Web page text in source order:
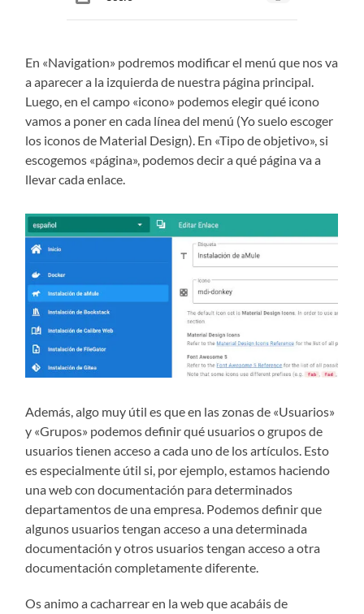
En «Navigation» podremos modificar el menú que nos va
a aparecer a la izquierda de nuestra página principal.
Luego, en el campo «icono» podemos elegir qué icono
vamos a poner en cada línea del menú (Yo suelo escoger
los iconos de Material Design). En «Tipo de objetivo», si
escogemos «página», podemos decir a qué página va a
llevar cada enlace.
Además, algo muy útil es que en las zonas de «Usuarios»
y «Grupos» podemos definir qué usuarios o grupos de
usuarios tienen acceso a cada uno de los artículos. Esto
es especialmente útil si, por ejemplo, estamos haciendo
una web con documentación para determinados
departamentos de una empresa. Podemos definir que
algunos usuarios tengan acceso a una determinada
documentación y otros usuarios tengan acceso a otra
documentación completamente diferente.
Os animo a cacharrear en la web que acabáis de